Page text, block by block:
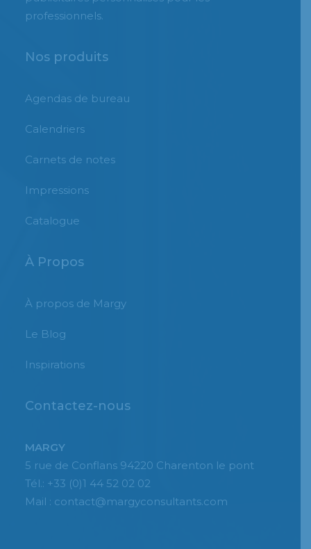
professionnels.
Nos produits
Agendas de bureau
Calendriers
Carnets de notes
Impressions
Catalogue
À Propos
À propos de Margy
Le Blog
Inspirations
Contactez-nous
MARGY
5 rue de Conflans 94220 Charenton le pont
Tél.: +33 (0)1 44 52 02 02
Mail : contact@margyconsultants.com